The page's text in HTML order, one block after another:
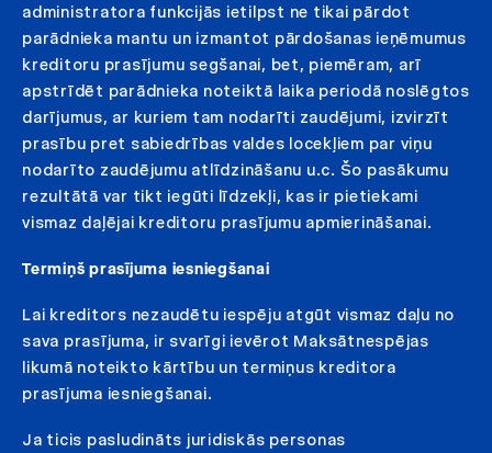
administratora funkcijās ietilpst ne tikai pārdot
parādnieka mantu un izmantot pārdošanas ieņēmumus
kreditoru prasījumu segšanai, bet, piemēram, arī
apstrīdēt parādnieka noteiktā laika periodā noslēgtos
darījumus, ar kuriem tam nodarīti zaudējumi, izvirzīt
prasību pret sabiedrības valdes locekļiem par viņu
nodarīto zaudējumu atlīdzināšanu u.c. Šo pasākumu
rezultātā var tikt iegūti līdzekļi, kas ir pietiekami
vismaz daļējai kreditoru prasījumu apmierināšanai.
Termiņš prasījuma iesniegšanai
Lai kreditors nezaudētu iespēju atgūt vismaz daļu no
sava prasījuma, ir svarīgi ievērot Maksātnespējas
likumā noteikto kārtību un termiņus kreditora
prasījuma iesniegšanai.
Ja ticis pasludināts juridiskās personas